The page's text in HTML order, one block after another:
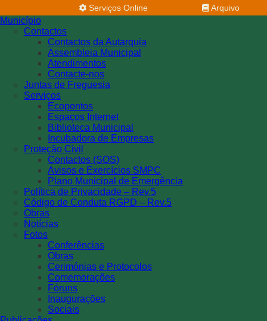
Serviços Online Arquivo
Município
Contactos
Contactos da Autarquia
Assembleia Municipal
Atendimentos
Contacte-nos
Juntas de Freguesia
Serviços
Ecopontos
Espaços Internet
Biblioteca Municipal
Incubadora de Empresas
Proteção Civil
Contactos (SOS)
Avisos e Exercícios SMPC
Plano Municipal de Emergência
Política de Privacidade – Rev.5
Código de Conduta RGPD – Rev.5
Obras
Notícias
Fotos
Conferências
Obras
Cerimónias e Protocolos
Comemorações
Fóruns
Inaugurações
Sociais